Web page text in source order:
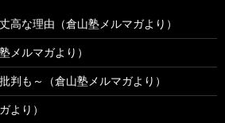
高な理由（倉山塾メルマガより）
メルマガより）
判も～（倉山塾メルマガより）
より）